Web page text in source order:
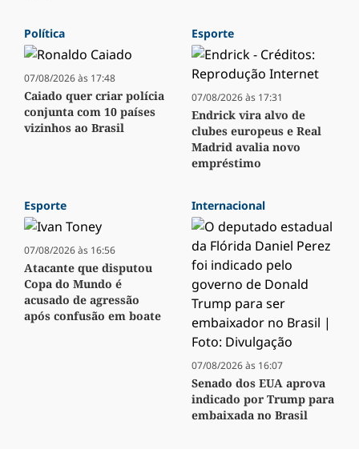
Política
07/08/2026 às 17:48
Caiado quer criar polícia
conjunta com 10 países
vizinhos ao Brasil
Esporte
07/08/2026 às 17:31
Endrick vira alvo de
clubes europeus e Real
Madrid avalia novo
empréstimo
Esporte
07/08/2026 às 16:56
Atacante que disputou
Copa do Mundo é
acusado de agressão
após confusão em boate
Internacional
07/08/2026 às 16:07
Senado dos EUA aprova
indicado por Trump para
embaixada no Brasil